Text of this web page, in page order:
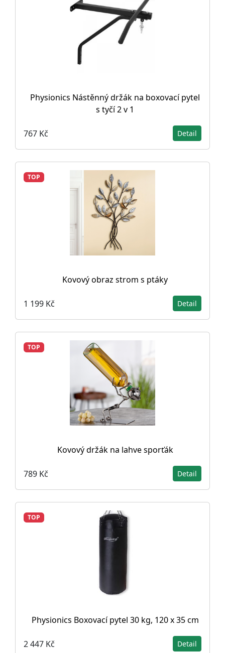
Physionics Nástěnný držák na boxovací pytel
s tyčí 2 v 1
767 Kč Detail
TOP
Kovový obraz strom s ptáky
1 199 Kč Detail
TOP
Kovový držák na lahve sporťák
789 Kč Detail
TOP
Physionics Boxovací pytel 30 kg, 120 x 35 cm
2 447 Kč Detail